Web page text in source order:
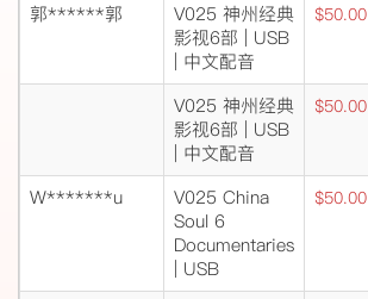
郭******郭
V025 神州经典
影视6部 | USB
| 中文配音
$50.00
V025 神州经典
影视6部 | USB
| 中文配音
$50.00
W*******u
V025 China
Soul 6
Documentaries
| USB
$50.00